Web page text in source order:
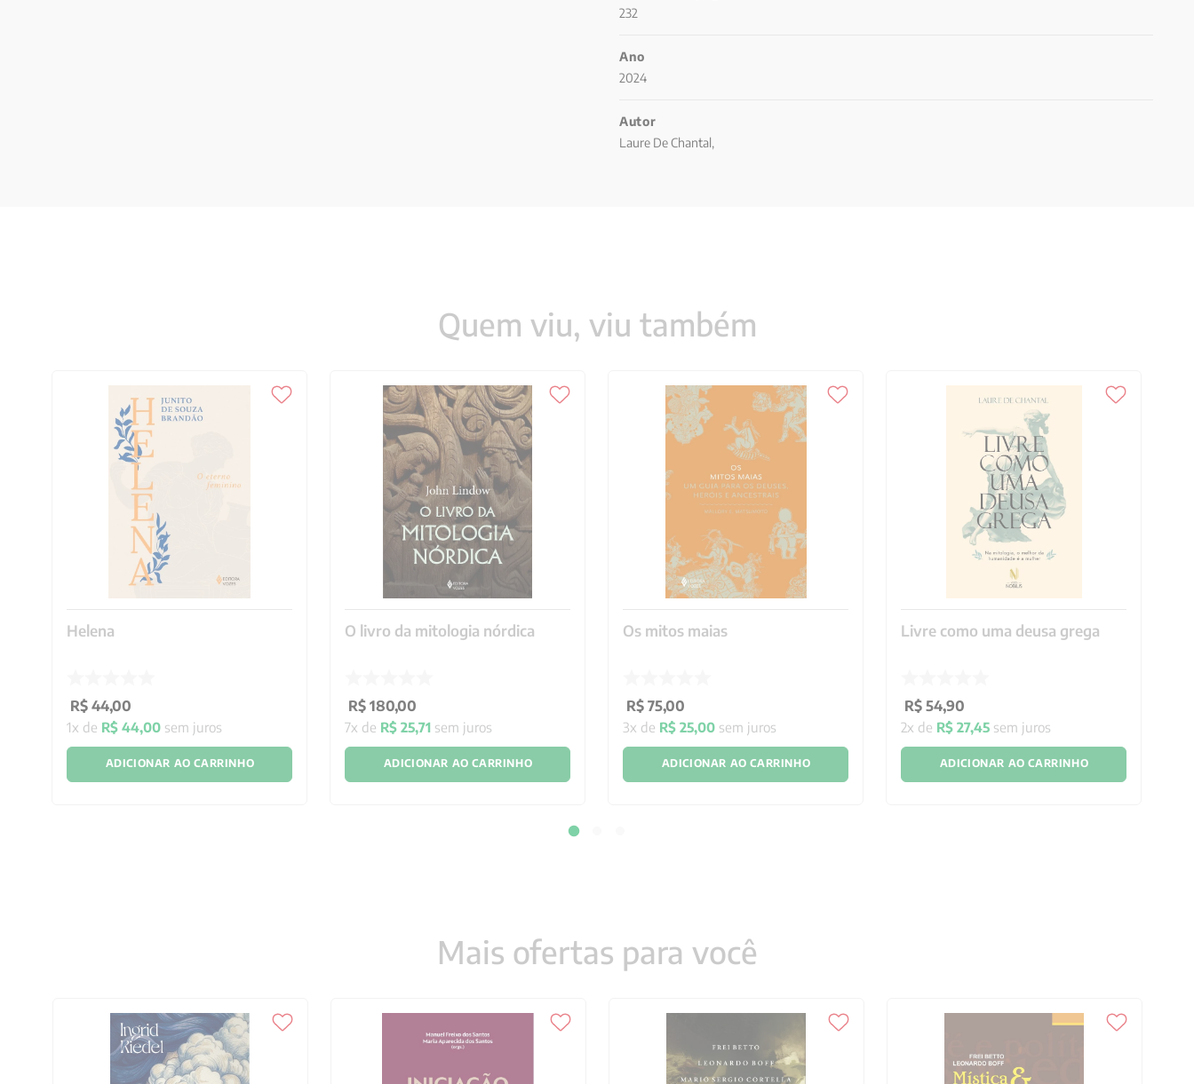
232
Ano
2024
Autor
Laure De Chantal,
Quem viu, viu também
Helena
R$ 44,00
1x de R$ 44,00 sem juros
ADICIONAR AO CARRINHO
O livro da mitologia nórdica
R$ 180,00
7x de R$ 25,71 sem juros
ADICIONAR AO CARRINHO
Os mitos maias
R$ 75,00
3x de R$ 25,00 sem juros
ADICIONAR AO CARRINHO
Livre como uma deusa grega
R$ 54,90
2x de R$ 27,45 sem juros
ADICIONAR AO CARRINHO
Mais ofertas para você